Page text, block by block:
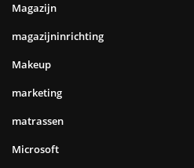
Magazijn
magazijninrichting
Makeup
marketing
matrassen
Microsoft